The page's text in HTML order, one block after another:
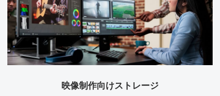
映像制作向けストレージ